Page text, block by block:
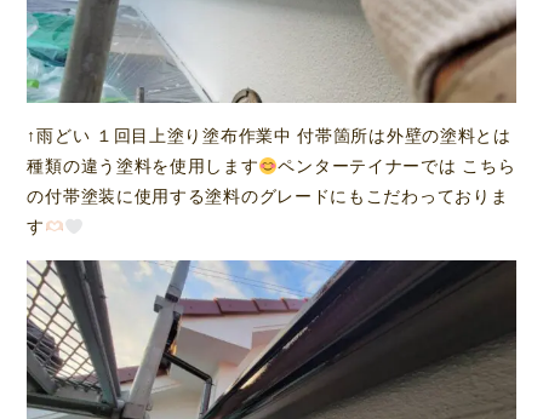
↑雨どい １回目上塗り塗布作業中 付帯箇所は外壁の塗料とは
種類の違う塗料を使用します
ペンターテイナーでは こちら
の付帯塗装に使用する塗料のグレードにもこだわっておりま
す‪